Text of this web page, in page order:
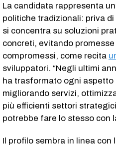
La candidata rappresenta
politiche tradizionali: priva
si concentra su soluzioni
concreti, evitando
compromessi, come recita
sviluppatori. “Negli ultimi
ha trasformato ogni aspetto
migliorando servizi,
più efficienti settori
potrebbe fare lo stesso con
Il profilo sembra in linea con